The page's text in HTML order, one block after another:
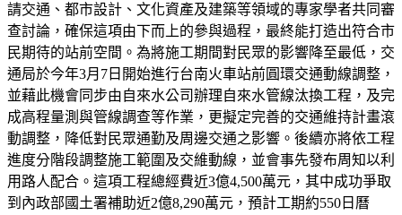
請交通、都市設計、文化資產及建築等領域的專家學者共同審
查討論，確保這項由下而上的參與過程，最終能打造出符合市
民期待的站前空間。為將施工期間對民眾的影響降至最低，交
通局於今年3月7日開始進行台南火車站前圓環交通動線調整，
並藉此機會同步由自來水公司辦理自來水管線汰換工程，及完
成高程量測與管線調查等作業，更擬定完善的交通維持計畫滾
動調整，降低對民眾通勤及周邊交通之影響。後續亦將依工程
進度分階段調整施工範圍及交維動線，並會事先發布周知以利
用路人配合。這項工程總經費近3億4,500萬元，其中成功爭取
到內政部國土署補助近2億8,290萬元，預計工期約550日曆